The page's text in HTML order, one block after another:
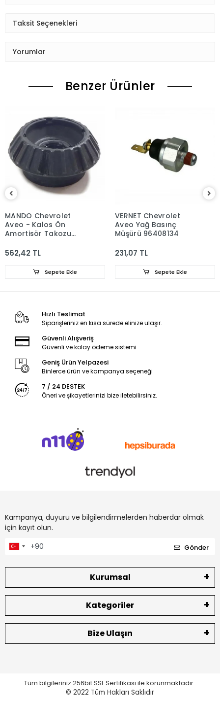
Taksit Seçenekleri
Yorumlar
Benzer Ürünler
MANDO Chevrolet
Aveo - Kalos Ön
Amortisör Takozu
562,42 TL
Sepete Ekle
VERNET Chevrolet
Aveo Yağ Basınç
Müşürü 96408134
231,07 TL
Sepete Ekle
Hızlı Teslimat
Siparişleriniz en kısa sürede elinize ulaşır.
Güvenli Alışveriş
Güvenli ve kolay ödeme sistemi
Geniş Ürün Yelpazesi
Binlerce ürün ve kampanya seçeneği
7 / 24 DESTEK
Öneri ve şikayetlerinizi bize iletebilirsiniz.
Kampanya, duyuru ve bilgilendirmelerden haberdar olmak
için kayıt olun.
Gönder
Kurumsal
Kategoriler
Bize Ulaşın
Tüm bilgileriniz 256bit SSL Sertifikası ile korunmaktadır.
© 2022 Tüm Hakları Saklıdır